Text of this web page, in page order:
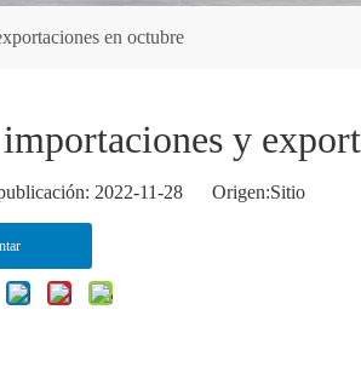
en octubre
y
2022-11-28 Origen:Sitio